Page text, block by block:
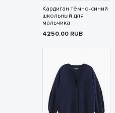
Кардиган тёмно-синий
школьный для
мальчика
4250.00 RUB